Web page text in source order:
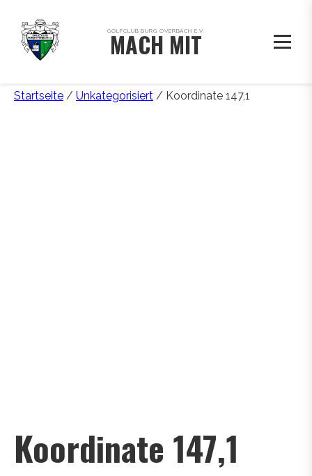
GOLFCLUB BURG OVERBACH E.V.
MACH MIT
Startseite / Unkategorisiert / Koordinate 147,1
Koordinate 147,1